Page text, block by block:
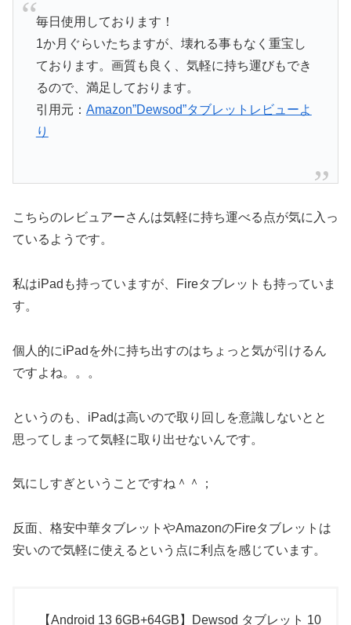
毎日使用しております！
1か月ぐらいたちますが、壊れる事もなく重宝し
ております。画質も良く、気軽に持ち運びもでき
るので、満足しております。
引用元： Amazon”Dewsod”タブレットレビューよ
り
こちらのレビュアーさんは気軽に持ち運べる点が気に入っ
ているようです。
私はiPadも持っていますが、Fireタブレットも持っていま
す。
個人的にiPadを外に持ち出すのはちょっと気が引けるん
ですよね。。。
というのも、iPadは高いので取り回しを意識しないとと
思ってしまって気軽に取り出せないんです。
気にしすぎということですね＾＾；
反面、格安中華タブレットやAmazonのFireタブレットは
安いので気軽に使えるという点に利点を感じています。
【Android 13 6GB+64GB】Dewsod タブレット 10